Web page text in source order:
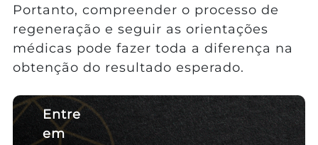
Portanto, compreender o processo de
regeneração e seguir as orientações
médicas pode fazer toda a diferença na
obtenção do resultado esperado.
Entre
em